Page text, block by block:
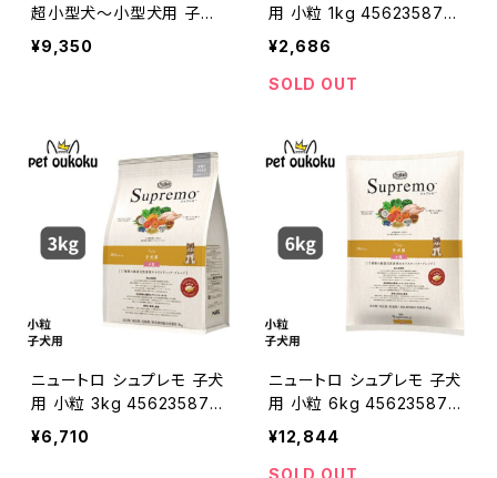
超小型犬〜小型犬用 子犬
用 ターキー 4kg 490239
7850670
¥9,350
用 小粒 1kg 4562358781
711
¥2,686
SOLD OUT
ニュートロ シュプレモ 子犬
用 小粒 3kg 4562358781
728
¥6,710
ニュートロ シュプレモ 子犬
用 小粒 6kg 4562358781
735
¥12,844
SOLD OUT